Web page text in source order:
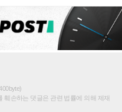
훼손하는 댓글은 관련 법률에 의해 제재